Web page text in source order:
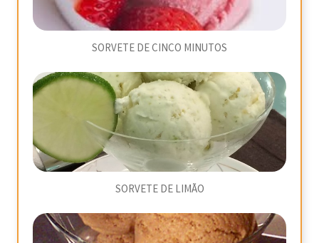
SORVETE DE CINCO MINUTOS
SORVETE DE LIMÃO